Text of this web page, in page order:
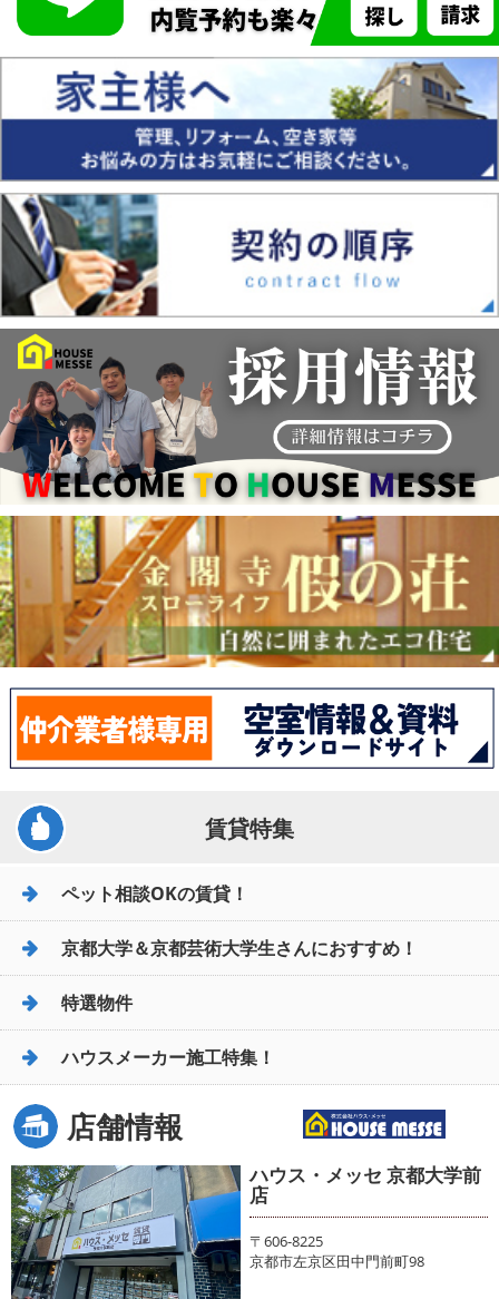
賃貸特集
ペット相談OKの賃貸！
京都大学＆京都芸術大学生さんにおすすめ！
特選物件
ハウスメーカー施工特集！
店舗情報
ハウス・メッセ 京都大学前
店
〒606-8225
京都市左京区田中門前町98